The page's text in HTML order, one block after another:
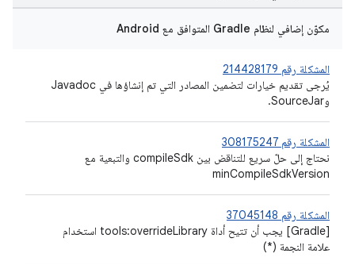
مكوّن إضافي لنظام Gradle المتوافق مع Android
المشكلة رقم 214428179
يُرجى تقديم خيارات لتضمين المصادر التي تم إنشاؤها في Javadoc
وSourceJar.
المشكلة رقم 308175247
نحتاج إلى حلّ سريع للتناقض بين compileSdk والتبعية مع
minCompileSdkVersion
المشكلة رقم 37045148
[Gradle] يجب أن تتيح أداة tools:overrideLibrary استخدام
علامة النجمة (*)